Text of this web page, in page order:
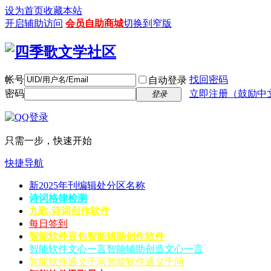
设为首页收藏本站
开启辅助访问 会员自助商城切换到窄版
帐号 自动登录 找回密码
密码
登录 立即注册（鼓励中
只需一步，快速开始
快捷导航
新2025年刊编辑处分区名称
诗词格律检测
九歌-诗词创作软件
每日签到
智能软件豆包智能辅助创作软件
智能软件文心一言智能辅助创造文心一言
智能软件通义千问智能软件通义千问